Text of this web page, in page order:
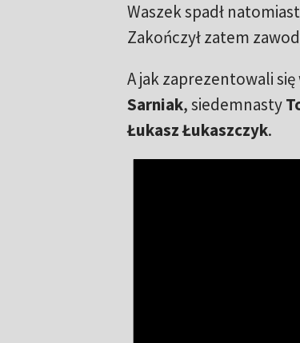
Waszek spadł
Zakończył zatem
A jak zaprezentowali
Sarniak, siedemnasty
ŁukaszŁukaszczyk.